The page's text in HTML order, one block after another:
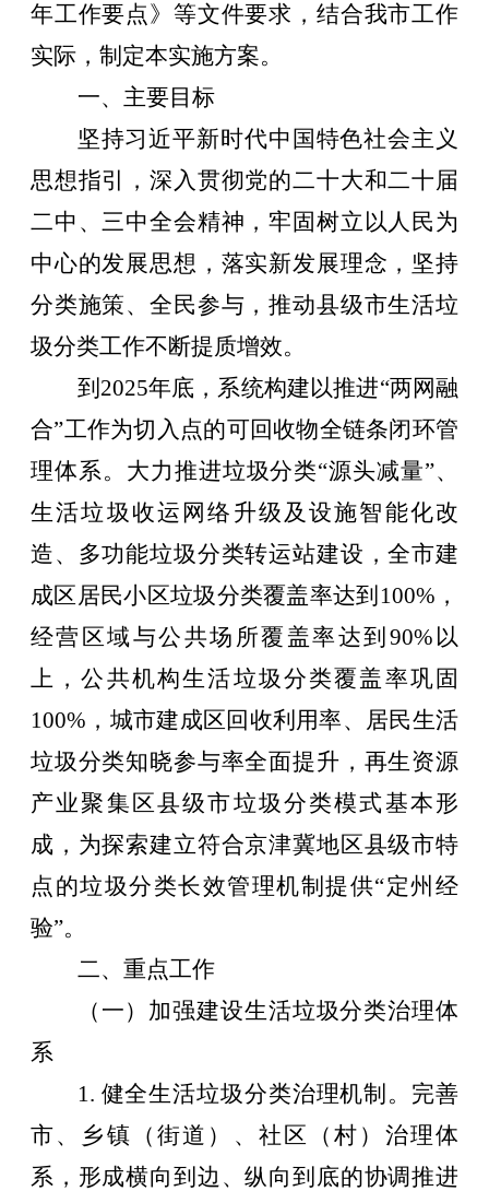
年工作要点》等文件要求，结合我市工作
实际，制定本实施方案。
一、主要目标
坚持习近平新时代中国特色社会主义
思想指引，深入贯彻党的二十大和二十届
二中、三中全会精神，牢固树立以人民为
中心的发展思想，落实新发展理念，坚持
分类施策、全民参与，推动县级市生活垃
圾分类工作不断提质增效。
到 2025年底，系统构建以推进“两网融
合”工作为切入点的可回收物全链条闭环管
理体系。大力推进垃圾分类“源头减量”、
生活垃圾收运网络升级及设施智能化改
造、多功能垃圾分类转运站建设，全市建
成区居民小区垃圾分类覆盖率达到 100% ，
经营区域与公共场所覆盖率达到 90% 以
上，公共机构生活垃圾分类覆盖率巩固
100% ，城市建成区回收利用率、居民生活
垃圾分类知晓参与率全面提升，再生资源
产业聚集区县级市垃圾分类模式基本形
成，为探索建立符合京津冀地区县级市特
点的垃圾分类长效管理机制提供“定州经
验”。
二、重点工作
（一）加强建设生活垃圾分类治理体
系
1. 健全生活垃圾分类治理机制。完善
市、乡镇（街道）、社区（村）治理体
系，形成横向到边、纵向到底的协调推进